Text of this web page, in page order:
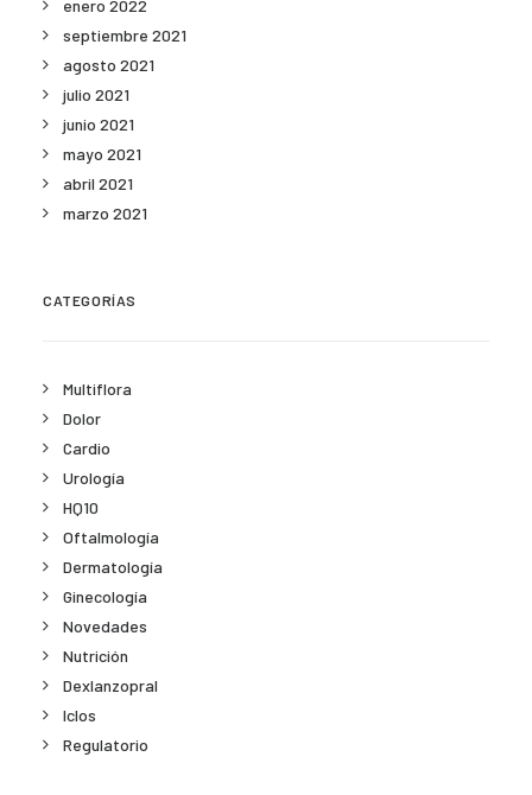
enero 2022
septiembre 2021
agosto 2021
julio 2021
junio 2021
mayo 2021
abril 2021
marzo 2021
CATEGORÍAS
Multiflora
Dolor
Cardio
Urología
HQ10
Oftalmología
Dermatología
Ginecología
Novedades
Nutrición
Dexlanzopral
Iclos
Regulatorio